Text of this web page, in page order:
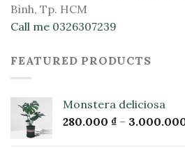
Bình, Tp. HCM
Call me 0326307239
FEATURED PRODUCTS
Monstera deliciosa
280.000 ₫ –